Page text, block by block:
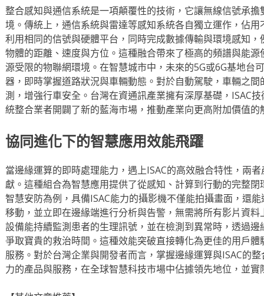
整合感知與通信系統是一項顛覆性的技術，它讓無線信號承
境。傳統上，通信系統與雷達等感知系統各自獨立運作，佔
利用相同的信號與硬體平台，同時完成數據傳輸與環境感知
物體的距離、速度與方位。這種融合帶來了極高的頻譜與能
源受限的物聯網環境。在智慧城市中，未來的5G或6G基地台
器，即時掌握道路狀況與車輛動態。對於自動駕駛，車輛之
測，增強行車安全。台灣在資通訊產業擁有深厚基礎，ISAC
統整合業者開闢了新的藍海市場，推動產業向更高附加價值的
協同進化下的智慧應用效能飛躍
當邊緣運算的即時處理能力，遇上ISAC的高效融合特性，兩
獻。這種組合為智慧應用提供了從感知、計算到行動的完整
智慧安防為例，具備ISAC能力的攝影機不僅能拍攝畫面，還
移動，並立即在邊緣端進行分析與告警，無需將所有影片資
設備能持續監測患者的生理訊號，並在檢測到異常時，透過
爭取寶貴的救治時間。這種效能突破直接轉化為更佳的用戶
服務。對於台灣企業與開發者而言，掌握邊緣運算與ISAC的
力的產品與服務，在全球智慧科技市場中佔據領先地位，並